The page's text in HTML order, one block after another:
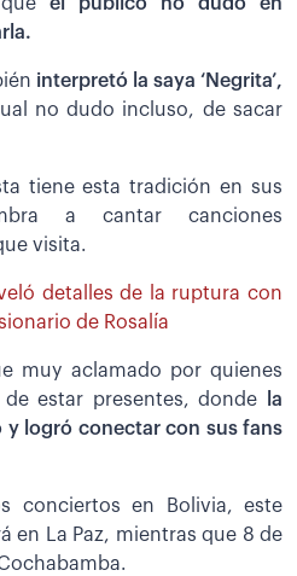
interpretó la saya ‘Negrita’,
no dudo incluso, de sacar
tiene esta tradición en sus
a cantar canciones
visita.
detalles de la ruptura con
de Rosalía
muy aclamado por quienes
estar presentes, donde
la
logró conectar con sus fans
conciertos en Bolivia, este
en La Paz, mientras que 8 de